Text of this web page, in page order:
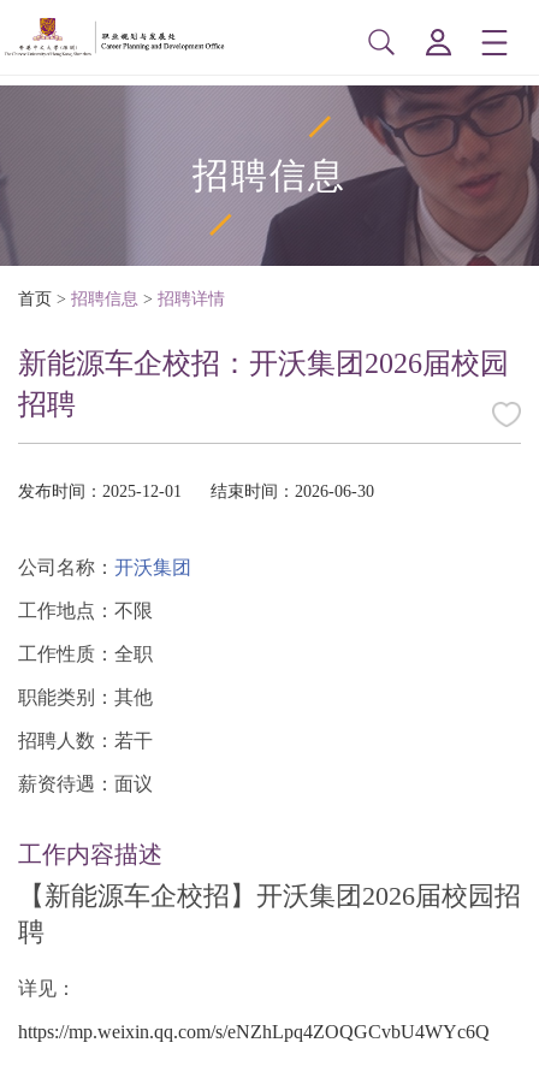
招聘信息
首页 > 招聘信息 > 招聘详情
新能源车企校招：开沃集团2026届校园
招聘
发布时间：2025-12-01 结束时间：2026-06-30
公司名称： 开沃集团
工作地点：不限
工作性质：全职
职能类别：其他
招聘人数：若干
薪资待遇：面议
工作内容描述
【新能源车企校招】开沃集团2026届校园招
聘
详见：
https://mp.weixin.qq.com/s/eNZhLpq4ZOQGCvbU4WYc6Q